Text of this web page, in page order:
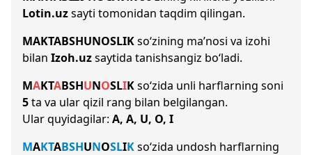
Lotin.uzsayti tomonidan taqdim qilingan.
MAKTABSHUNOSLIKso‘zining ma’nosi va izohi
bilan Izoh.uzsaytida tanishsangiz bo‘ladi.
MAKTABSHUNOSLIKso‘zida unli harflarning soni
5ta va ular qizil rang bilan belgilangan.
Ular quyidagilar: A, A, U, O, I
MAKTABSHUNOSLIKso‘zida undosh harflarning